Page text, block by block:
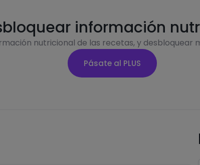
información
nutricional de las recetas, y desbloquear
Pásate al PLUS